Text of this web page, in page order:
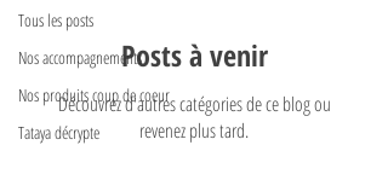
Tous les posts
Nos accompagnements
Nos produits coup de coeur
Tataya décrypte
Posts à venir
Découvrez d'autres catégories de ce blog ou
revenez plus tard.